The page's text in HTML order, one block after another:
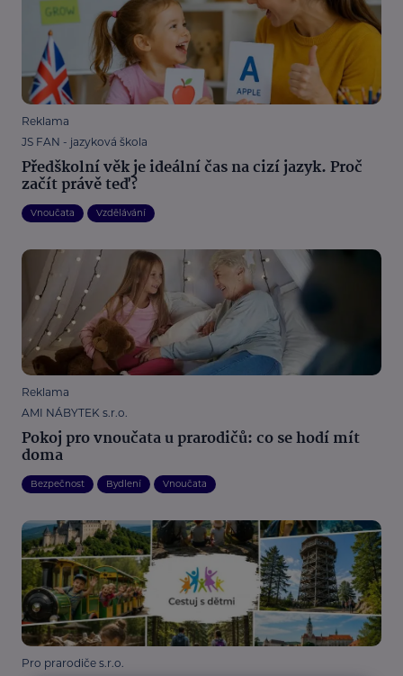
Reklama
JS FAN - jazyková škola
Předškolní věk je ideální čas na cizí jazyk. Proč
začít právě teď?
Vnoučata Vzdělávání
Reklama
AMI NÁBYTEK s.r.o.
Pokoj pro vnoučata u prarodičů: co se hodí mít
doma
Bezpečnost Bydlení Vnoučata
Pro prarodiče s.r.o.